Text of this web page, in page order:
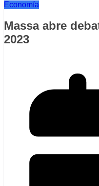
Economía
Massa abre
2023